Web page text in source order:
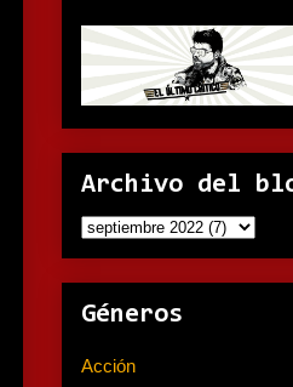
Archivo del
Géneros
Acción